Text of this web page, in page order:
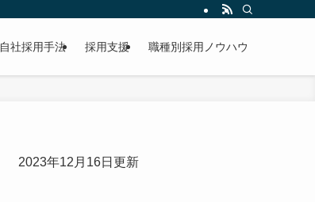
自社採用手法 採用支援 職種別採用ノウハウ
2023年12月16日更新